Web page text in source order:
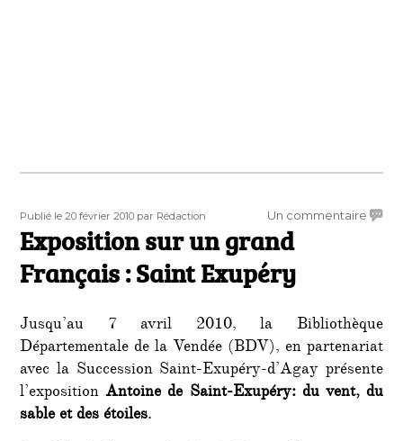
Publié
le
Publié le 20 février 2010 Auteur
par Rédaction Un commentairesur
:
Saint
Exposition sur un grand
Français : Saint Exupéry
Jusqu’au 7 avril 2010, la Bibliothèque
Départementale de la Vendée (BDV), en partenariat
avec la Succession Saint-Exupéry-d’Agay présente
l’expositionAntoine de Saint-Exupéry: du vent, du
sable et des étoiles.